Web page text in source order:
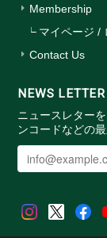
Membership
マイページ /
Contact Us
NEWS LETTER
ニュースレター
ンコードなどの